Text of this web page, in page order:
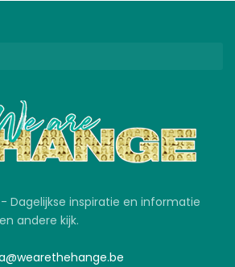
- Dagelijkse inspiratie en informatie
andere kijk.